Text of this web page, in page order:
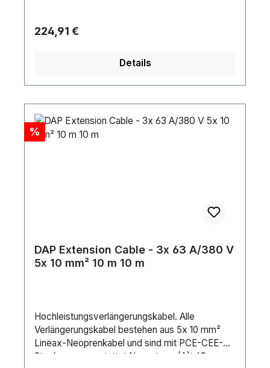
Regulärer Preis:
224,91 €
Details
Rabatt
%
DAP Extension Cable - 3x 63 A/380 V
5x 10 mm² 10 m 10 m
Hochleistungsverlängerungskabel. Alle
Verlängerungskabel bestehen aus 5x 10 mm²
Lineax-Neoprenkabel und sind mit PCE-CEE-
Steckern ausgestattet.Nennstrom (A): 63